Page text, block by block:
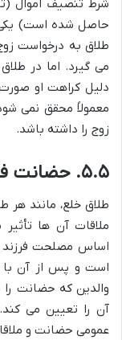
شرط تنصیف اموال
حاصل شده است)
طلاق به درخواست
می گیرد. اما در
دلیل کراهت او
معمولاً محقق نمی
زوج را داشته باشد.
۵.۵. حضانت فرزندان و ملاقات
طلاق خلع، مانند
ملاقات آن ها
است و پس از آن با
والدین که حضانت را
آن را تعیین می
عمومی حضانت و